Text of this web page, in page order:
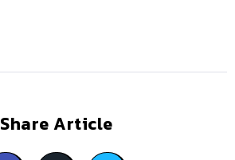
Share Article